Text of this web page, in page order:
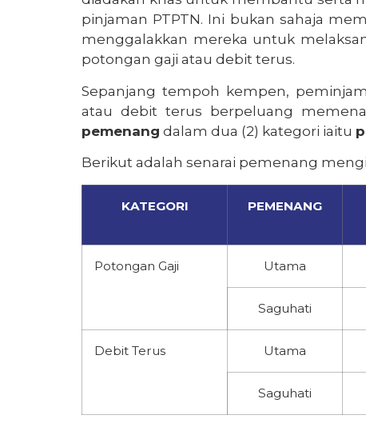
pinjaman PTPTN. Ini bukan sahaja
menggalakkan mereka untuk
potongan gaji atau debit terus.
Sepanjang tempoh kempen, peminjam
atau debitterus berpeluang
pemenang dalam dua (2) kategori iaitu
Berikut adalah senarai pemenang
KATEGORI PEMENANG
Potongan Gaji Utama
Saguhati
Debit Terus Utama
Saguhati